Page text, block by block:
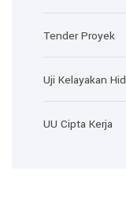
Tender Proyek
Uji Kelayakan
UU Cipta Kerja